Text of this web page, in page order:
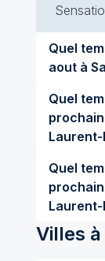
Quel
aout à
Quel
prochain samedi 15 aout à Saint-
Laurent-
Quel
prochain dimanche 16 aout à Saint-
Laurent-
Villes